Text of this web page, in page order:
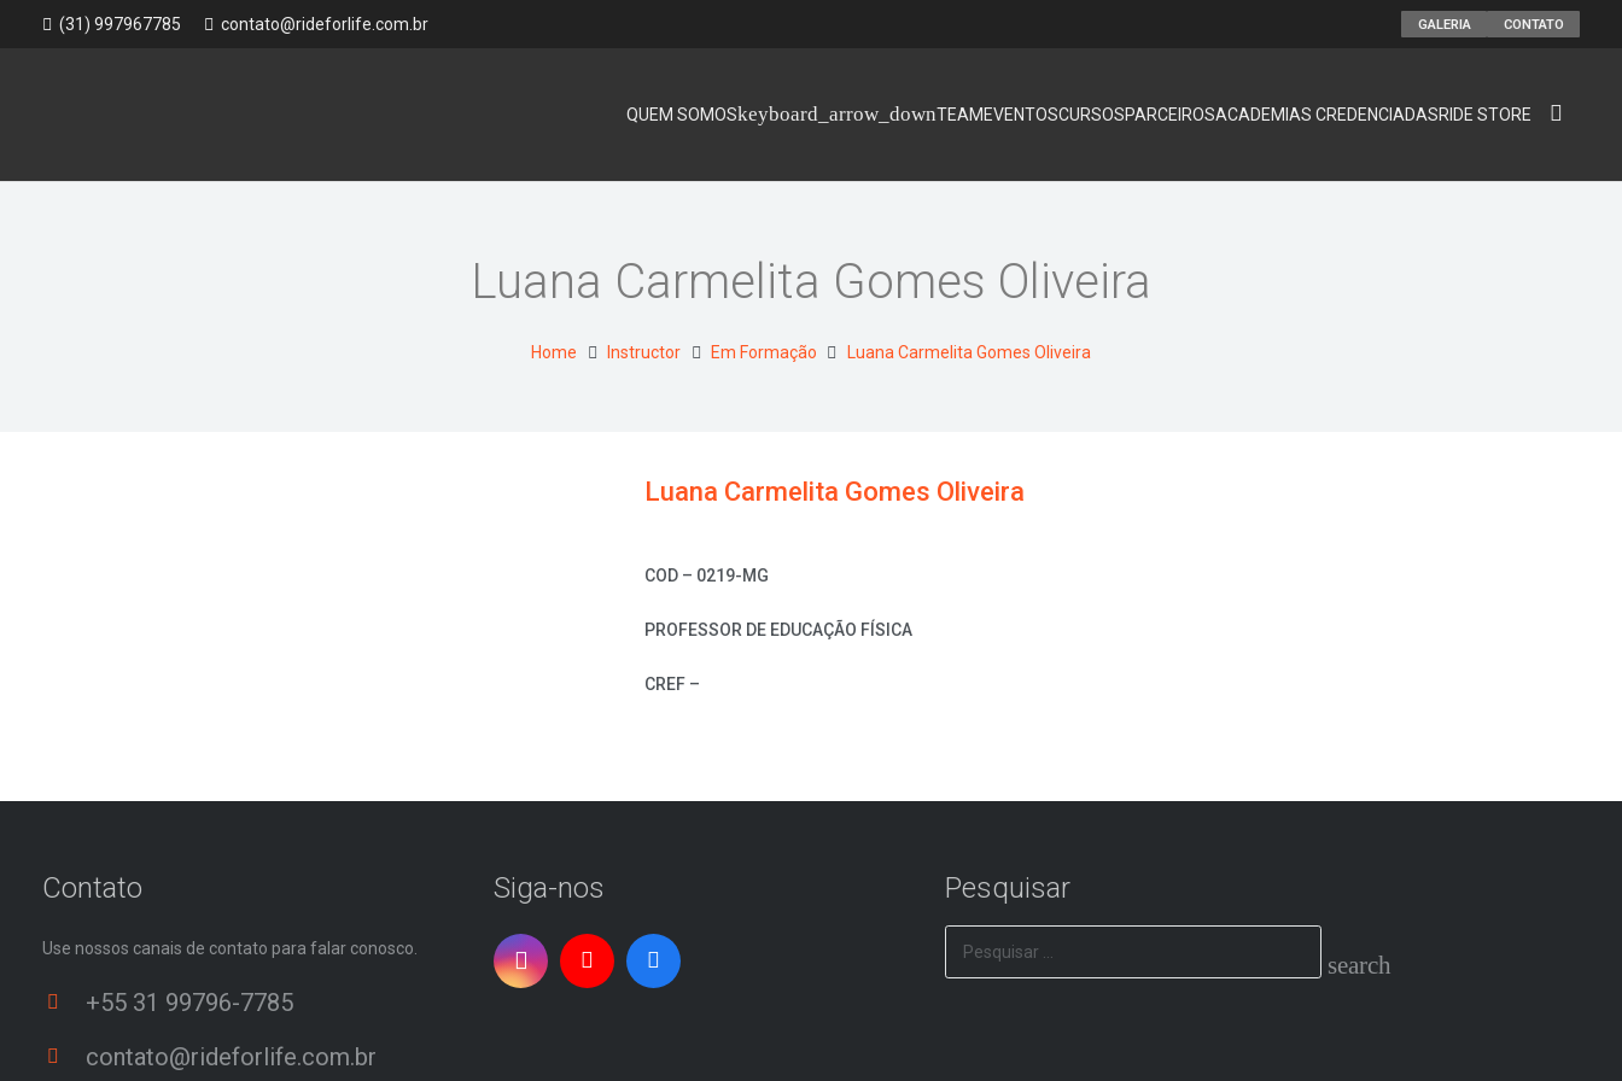
(31) 997967785 contato@rideforlife.com.br GALERIA CONTATO
QUEM SOMOS TEAM EVENTOSCURSOSPARCEIROSACADEMIAS CREDENCIADASRIDE STORE
Luana Carmelita Gomes Oliveira
Home Instructor Em Formação Luana Carmelita Gomes Oliveira
Luana Carmelita Gomes Oliveira
COD – 0219-MG
PROFESSOR DE EDUCAÇÃO FÍSICA
CREF –
Contato
Use nossos canais de contato para falar conosco.
+55 31 99796-7785
contato@rideforlife.com.br
Siga-nos Pesquisar